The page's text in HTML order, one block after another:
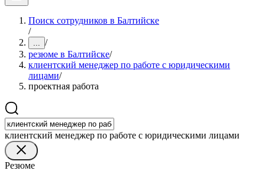
Поиск сотрудников в Балтийске
/
... /
резюме в Балтийске/
клиентский менеджер по работе с юридическими
лицами/
проектная работа
клиентский менеджер по работе с юридическими лицами
Резюме